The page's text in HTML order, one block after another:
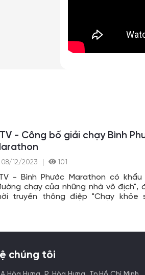
- Công bố giải chạy Bình
08/12/2023 101
- Bình Phước Marathon có khẩu
chạy của những nhà vô địch",
truyền thông điệp "Chạy khỏe
chúng tôi